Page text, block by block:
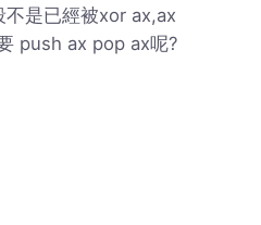
不是已經被xor ax,ax
push ax pop ax呢?